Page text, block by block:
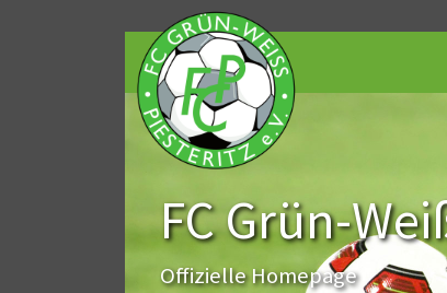
FC Grün-
Offizielle Homepage